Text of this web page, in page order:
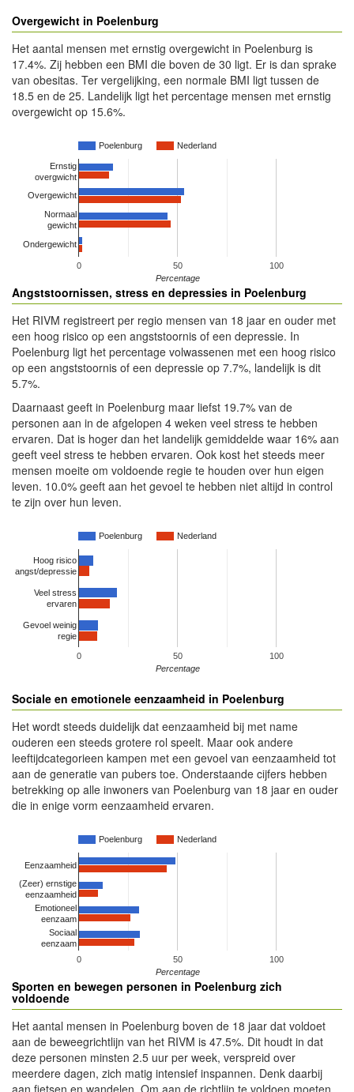
Overgewicht in Poelenburg
Het aantal mensen met ernstig overgewicht in Poelenburg is
17.4%. Zij hebben een BMI die boven de 30 ligt. Er is dan sprake
van obesitas. Ter vergelijking, een normale BMI ligt tussen de
18.5 en de 25. Landelijk ligt het percentage mensen met ernstig
overgewicht op 15.6%.
Poelenburg Nederland
0 50 100
Ernstig
overgwicht
Overgewicht
Normaal
gewicht
Ondergewicht
Percentage
Angststoornissen, stress en depressies in Poelenburg
Het RIVM registreert per regio mensen van 18 jaar en ouder met
een hoog risico op een angststoornis of een depressie. In
Poelenburg ligt het percentage volwassenen met een hoog risico
op een angststoornis of een depressie op 7.7%, landelijk is dit
5.7%.
Daarnaast geeft in Poelenburg maar liefst 19.7% van de
personen aan in de afgelopen 4 weken veel stress te hebben
ervaren. Dat is hoger dan het landelijk gemiddelde waar 16% aan
geeft veel stress te hebben ervaren. Ook kost het steeds meer
mensen moeite om voldoende regie te houden over hun eigen
leven. 10.0% geeft aan het gevoel te hebben niet altijd in control
te zijn over hun leven.
Poelenburg Nederland
0 50 100
Hoog risico
angst/depressie
Veel stress
ervaren
Gevoel weinig
regie
Percentage
Sociale en emotionele eenzaamheid in Poelenburg
Het wordt steeds duidelijk dat eenzaamheid bij met name
ouderen een steeds grotere rol speelt. Maar ook andere
leeftijdcategorieen kampen met een gevoel van eenzaamheid tot
aan de generatie van pubers toe. Onderstaande cijfers hebben
betrekking op alle inwoners van Poelenburg van 18 jaar en ouder
die in enige vorm eenzaamheid ervaren.
Poelenburg Nederland
0 50 100
Eenzaamheid
(Zeer) ernstige
eenzaamheid
Emotioneel
eenzaam
Sociaal
eenzaam
Percentage
Sporten en bewegen personen in Poelenburg zich
voldoende
Het aantal mensen in Poelenburg boven de 18 jaar dat voldoet
aan de beweegrichtlijn van het RIVM is 47.5%. Dit houdt in dat
deze personen minsten 2.5 uur per week, verspreid over
meerdere dagen, zich matig intensief inspannen. Denk daarbij
aan fietsen en wandelen. Om aan de richtlijn te voldoen moeten